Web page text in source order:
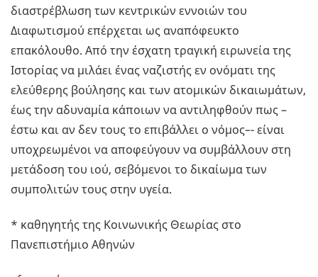
διαστρέβλωση των κεντρικών εννοιών του
Διαφωτισμού επέρχεται ως αναπόφευκτο
επακόλουθο. Από την έσχατη τραγική ειρωνεία της
Ιστορίας να μιλάει ένας ναζιστής εν ονόματι της
ελεύθερης βούλησης και των ατομικών δικαιωμάτων,
έως την αδυναμία κάποιων να αντιληφθούν πως –
έστω και αν δεν τους το επιβάλλει ο νόμος–- είναι
υποχρεωμένοι να αποφεύγουν να συμβάλλουν στη
μετάδοση του ιού, σεβόμενοι το δικαίωμα των
συμπολιτών τους στην υγεία.
* καθηγητής της Κοινωνικής Θεωρίας στο
Πανεπιστήμιο Αθηνών